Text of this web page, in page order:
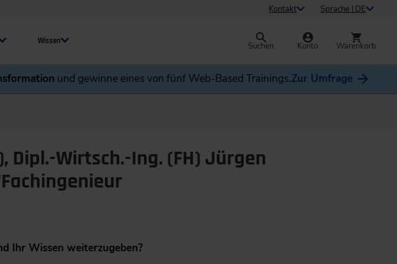
Kontakt Sprache | DE
Wissen Suchen Konto Warenkorb
und gewinne eines von fünf Web-Based Trainings.Zur Umfrage
Dipl.-Wirtsch.-Ing. (FH) Jürgen
Ihr Wissen weiterzugeben?